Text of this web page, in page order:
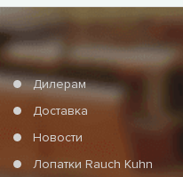
Дилерам
Доставка
Новости
Лопатки Rauch Kuhn